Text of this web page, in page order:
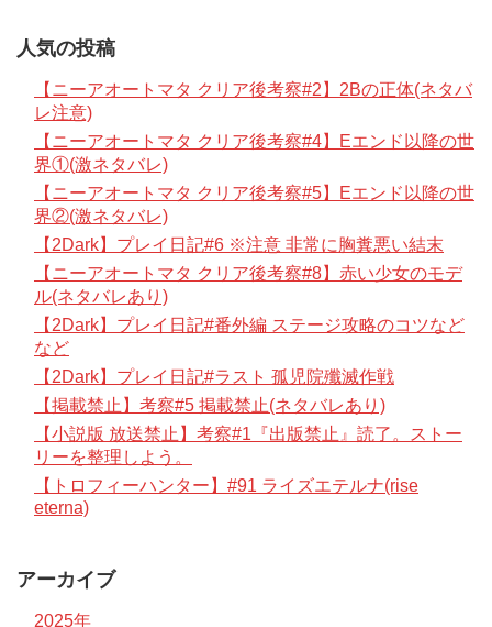
人気の投稿
【ニーアオートマタ クリア後考察#2】2Bの正体(ネタバ
レ注意)
【ニーアオートマタ クリア後考察#4】Eエンド以降の世
界①(激ネタバレ)
【ニーアオートマタ クリア後考察#5】Eエンド以降の世
界②(激ネタバレ)
【2Dark】プレイ日記#6 ※注意 非常に胸糞悪い結末
【ニーアオートマタ クリア後考察#8】赤い少女のモデ
ル(ネタバレあり)
【2Dark】プレイ日記#番外編 ステージ攻略のコツなど
など
【2Dark】プレイ日記#ラスト 孤児院殲滅作戦
【掲載禁止】考察#5 掲載禁止(ネタバレあり)
【小説版 放送禁止】考察#1『出版禁止』読了。ストー
リーを整理しよう。
【トロフィーハンター】#91 ライズエテルナ(rise
eterna)
アーカイブ
2025年